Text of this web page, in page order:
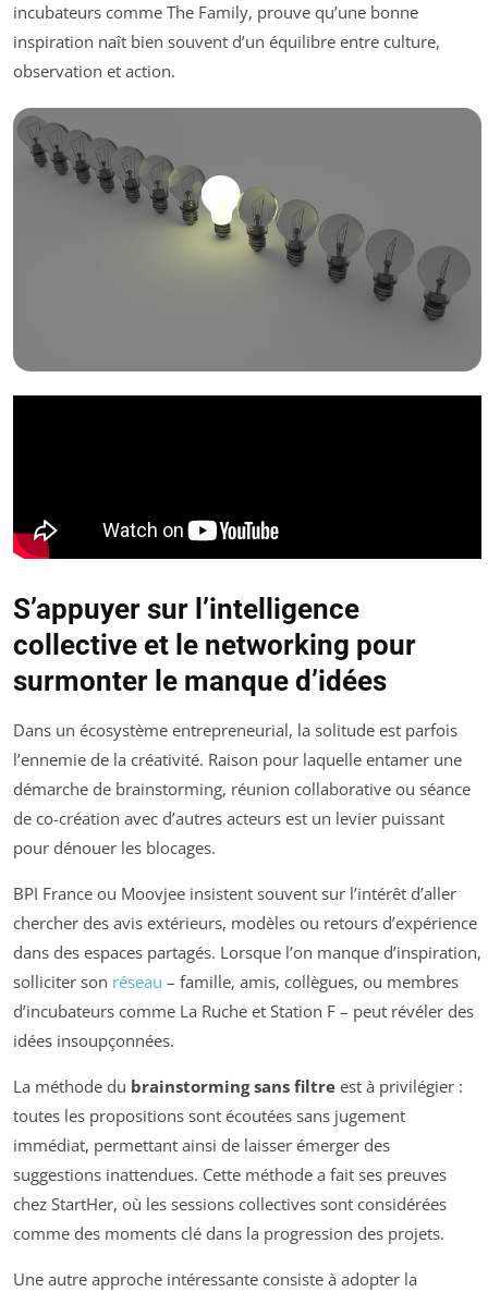
incubateurs comme The Family, prouve qu’une bonne
inspiration naît bien souvent d’un équilibre entre culture,
observation et action.
S’appuyer sur l’intelligence
collective et le networking pour
surmonter le manque d’idées
Dans un écosystème entrepreneurial, la solitude est parfois
l’ennemie de la créativité. Raison pour laquelle entamer une
démarche de brainstorming, réunion collaborative ou séance
de co-création avec d’autres acteurs est un levier puissant
pour dénouer les blocages.
BPI France ou Moovjee insistent souvent sur l’intérêt d’aller
chercher des avis extérieurs, modèles ou retours d’expérience
dans des espaces partagés. Lorsque l’on manque d’inspiration,
solliciter son réseau – famille, amis, collègues, ou membres
d’incubateurs comme La Ruche et Station F – peut révéler des
idées insoupçonnées.
La méthode du brainstorming sans filtre est à privilégier :
toutes les propositions sont écoutées sans jugement
immédiat, permettant ainsi de laisser émerger des
suggestions inattendues. Cette méthode a fait ses preuves
chez StartHer, où les sessions collectives sont considérées
comme des moments clé dans la progression des projets.
Une autre approche intéressante consiste à adopter la